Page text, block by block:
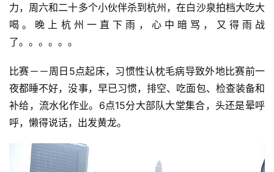
力，周六和二十多个小伙伴杀到杭州，在白沙泉拍档大吃大
喝。晚上杭州一直下雨，心中暗骂，又得雨战
了。。。。。。
比赛－－周日5点起床，习惯性认枕毛病导致外地比赛前一
夜都睡不好，没事，早已习惯，排空、吃面包、检查装备和
补给，流水化作业。6点15分大部队大堂集合，头还是晕呼
呼，懒得说话，出发黄龙。